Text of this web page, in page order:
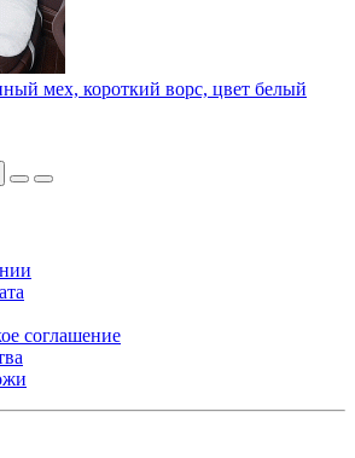
мех, короткий ворс, цвет белый
соглашение